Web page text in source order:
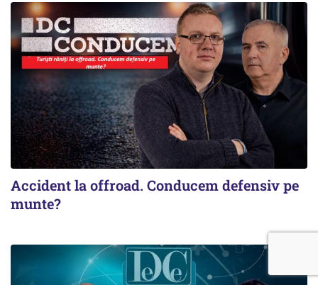
Accident la offroad. Conducem defensiv pe
munte?